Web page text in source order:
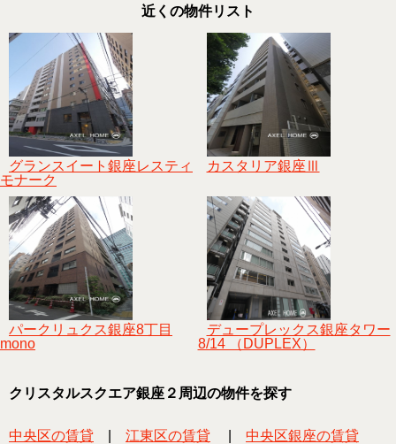
近くの物件リスト
グランスイート銀座レスティ
モナーク
カスタリア銀座Ⅲ
パークリュクス銀座8丁目
mono
デュープレックス銀座タワー
8/14 （DUPLEX）
クリスタルスクエア銀座２周辺の物件を探す
中央区の賃貸 江東区の賃貸
中央区銀座の賃貸